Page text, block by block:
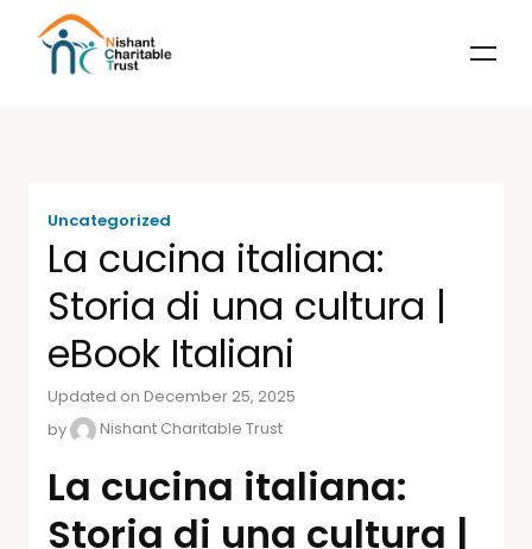
Uncategorized
La cucina italiana:
Storia di una cultura |
eBook Italiani
Updated on December 25, 2025
by
Nishant Charitable Trust
La cucina italiana:
Storia di una cultura |